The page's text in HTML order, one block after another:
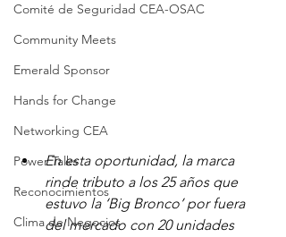
Comité de Seguridad CEA-OSAC
Community Meets
Emerald Sponsor
Hands for Change
Networking CEA
Power Talks
Reconocimientos
Clima de Negocios
En esta oportunidad, la marca
rinde tributo a los 25 años que
estuvo la ‘Big Bronco’ por fuera
del mercado con 20 unidades